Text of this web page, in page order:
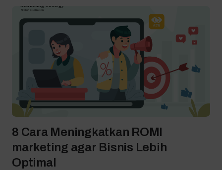
8 Cara Meningkatkan ROMI
marketing agar Bisnis Lebih
Optimal